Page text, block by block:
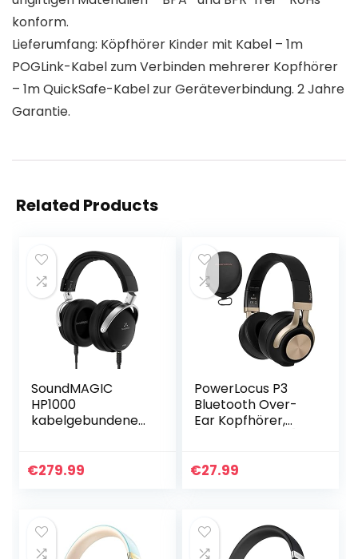
konform.
Lieferumfang: Köpfhörer Kinder mit Kabel – 1m
POGLink-Kabel zum Verbinden mehrerer Kopfhörer
– 1m QuickSafe-Kabel zur Geräteverbindung. 2 Jahre
Garantie.
Related Products
SoundMAGIC
HP1000
kabelgebundene
Stereo,
geräuschisolierend
…
€279.99
PowerLocus P3
Bluetooth Over-
Ear Kopfhörer,
Kabellos mit HD
€27.99